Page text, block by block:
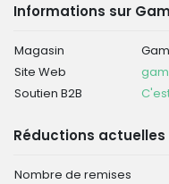
Informations sur
Magasin
Site Web
Soutien B2B
Réductions actuelles
Nombre de remises